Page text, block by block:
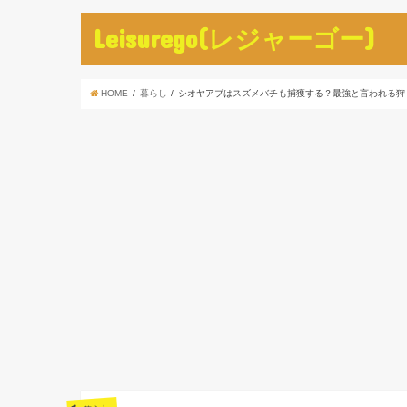
Leisurego(レジャーゴー)
HOME 暮らし シオヤアブはスズメバチも捕獲する？最強と言われる